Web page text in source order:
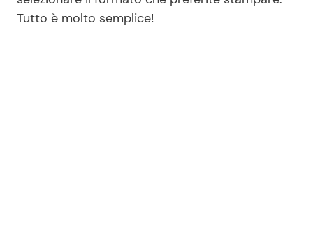
Tutto è molto semplice!